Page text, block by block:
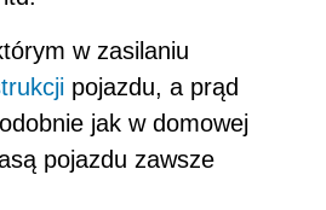
w zasilaniu
pojazdu, a prąd
jak w domowej
pojazdu zawsze